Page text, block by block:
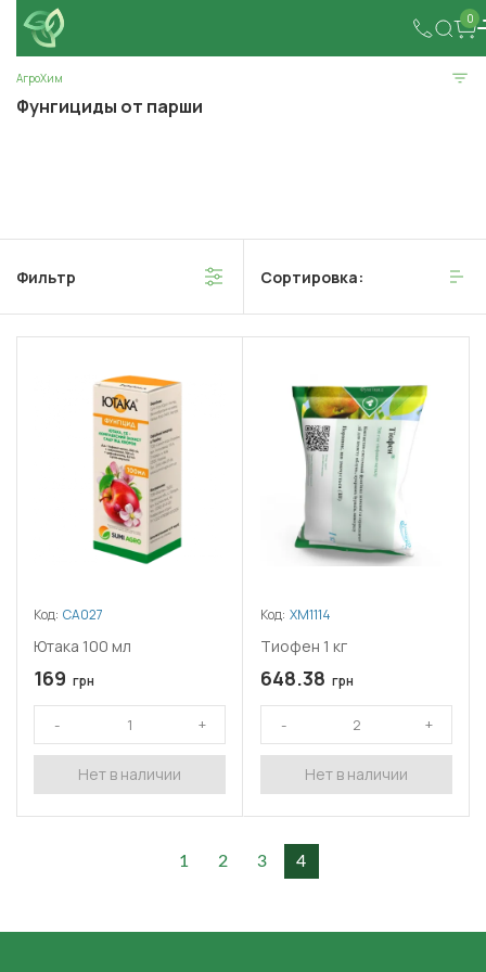
0
АгроХим
Фунгициды от парши
Фильтр Сортировка:
Код: СА027
Ютака 100 мл
169 грн
Нет в наличии
Код: ХМ1114
Тиофен 1 кг
648.38 грн
Нет в наличии
1 2 3 4